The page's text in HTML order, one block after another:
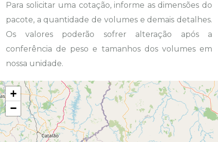
Para solicitar uma cotação, informe as dimensões do
pacote, a quantidade de volumes e demais detalhes.
Os valores poderão sofrer alteração após a
conferência de peso e tamanhos dos volumes em
nossa unidade.
+
−